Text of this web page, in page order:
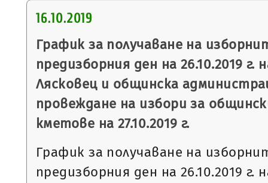
16.10.2019
График за получаване на
предизборния ден на 26.10.2019
Лясковец и общинска
провеждане на избори за
кметове на 27.10.2019 г.
График за получаване на
предизборния ден на 26.10.2019